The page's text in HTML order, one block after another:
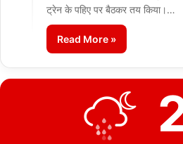
ट्रेन के पहिए पर बैठकर तय किया।…
Read More »